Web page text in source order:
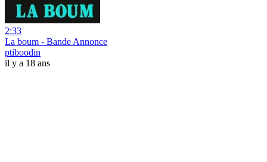
2:33
La boum - Bande Annonce
ptiboodin
il y a 18 ans